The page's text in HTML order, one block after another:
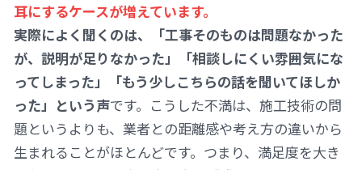
耳にするケースが増えています。
実際によく聞くのは、「工事そのものは問題なかった
が、説明が足りなかった」「相談しにくい雰囲気にな
ってしまった」「もう少しこちらの話を聞いてほしか
った」という声です。こうした不満は、施工技術の問
題というよりも、業者との距離感や考え方の違いから
生まれることがほとんどです。つまり、満足度を大き